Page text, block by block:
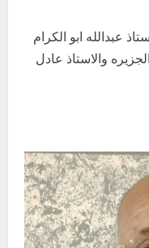
عبدالله ابو الكرام
والاستاذ عادل